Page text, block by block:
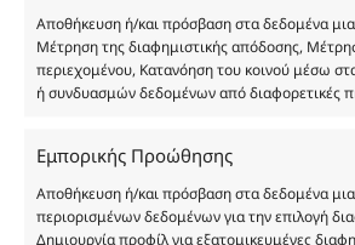
Αποθήκευση ή/και πρόσβαση στα δεδομένα
Μέτρηση της διαφημιστικής απόδοσης,
περιεχομένου, Κατανόηση του κοινού μέσω
ή συνδυασμών δεδομένων από διαφορετικές
Εμπορικής Προώθησης
Αποθήκευση ή/και πρόσβαση στα δεδομένα
περιορισμένων δεδομένων για την επιλογή
Δημιουργία προφίλ για εξατομικευμένες
αντίστοιχα αυθεντικά γνωστών
ονομασίες, οι εικόνες και τα
προϊόντων αποτελούν αναφαίρετη
κατοχυρωμένη εμπορικά
υπόκεινται σε πνευματικά